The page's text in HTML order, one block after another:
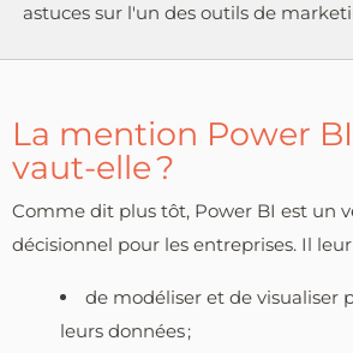
astuces sur l'un des outils de
La mention Power
vaut-elle ?
Comme dit plus tôt, Power BI est un
décisionnel pour les entreprises. Il
de modéliser et de visualiser
leurs données ;